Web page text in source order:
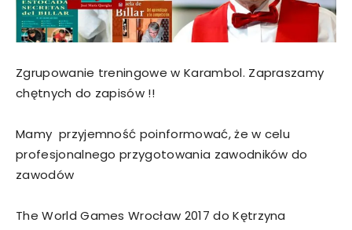
Zgrupowanie treningowe w Karambol. Zapraszamy
chętnych do zapisów !!
Mamy przyjemność poinformować, że w celu
profesjonalnego przygotowania zawodników do
zawodów
The World Games Wrocław 2017 do Kętrzyna